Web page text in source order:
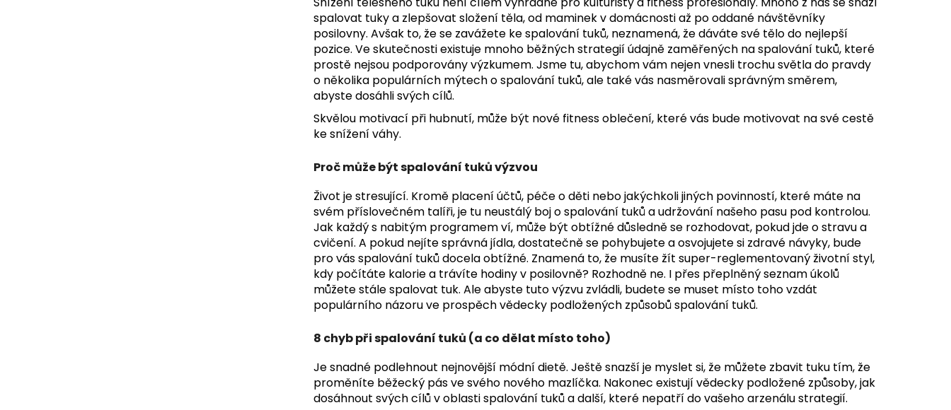
spalovat tuky a zlepšovat složení těla, od maminek v domácnosti až po oddané návštěvníky
posilovny. Avšak to, že se zavážete ke spalování tuků, neznamená, že dáváte své tělo do nejlepší
pozice. Ve skutečnosti existuje mnoho běžných strategií údajně zaměřených na spalování tuků, které
prostě nejsou podporovány výzkumem. Jsme tu, abychom vám nejen vnesli trochu světla do pravdy
o několika populárních mýtech o spalování tuků, ale také vás nasměrovali správným směrem,
abyste dosáhli svých cílů.
Skvělou motivací při hubnutí, může být nové fitness oblečení, které vás bude motivovat na své cestě
ke snížení váhy.
Proč může být spalování tuků výzvou
Život je stresující. Kromě placení účtů, péče o děti nebo jakýchkoli jiných povinností, které máte na
svém příslovečném talíři, je tu neustálý boj o spalování tuků a udržování našeho pasu pod kontrolou.
Jak každý s nabitým programem ví, může být obtížné důsledně se rozhodovat, pokud jde o stravu a
cvičení. A pokud nejíte správná jídla, dostatečně se pohybujete a osvojujete si zdravé návyky, bude
pro vás spalování tuků docela obtížné. Znamená to, že musíte žít super-reglementovaný životní styl,
kdy počítáte kalorie a trávíte hodiny v posilovně? Rozhodně ne. I přes přeplněný seznam úkolů
můžete stále spalovat tuk. Ale abyste tuto výzvu zvládli, budete se muset místo toho vzdát
populárního názoru ve prospěch vědecky podložených způsobů spalování tuků.
8 chyb při spalování tuků (a co dělat místo toho)
Je snadné podlehnout nejnovější módní dietě. Ještě snazší je myslet si, že můžete zbavit tuku tím, že
proměníte běžecký pás ve svého nového mazlíčka. Nakonec existují vědecky podložené způsoby, jak
dosáhnout svých cílů v oblasti spalování tuků a další, které nepatří do vašeho arzenálu strategií.